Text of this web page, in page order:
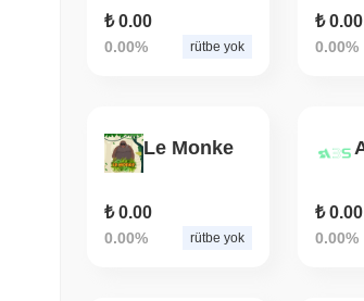
₺ 0.00
0.00% rütbe yok
₺ 0.00
0.00%
Le Monke
₺ 0.00
0.00% rütbe yok
₺ 0.00
0.00%